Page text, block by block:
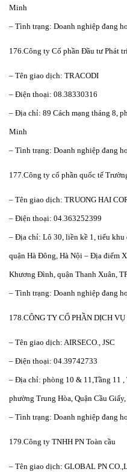
Minh
– Tình trạng: Doanh nghiệp đang
176.Công ty Cổ phần Đầu tư Phát
– Tên giao dịch: TRACODI
– Điện thoại: 08.38330316
– Địa chỉ: 89 Cách mạng tháng 8,
Minh
– Tình trạng: Doanh nghiệp đang
177.Công ty cổ phần quốc tế
– Tên giao dịch: TRUONG HAI
– Điện thoại: 04.363252399
– Địa chỉ: Lô 30, liền kề 1, tiểu khu
quận Hà Đông, Hà Nội – Địa điểm
Khương Đình, quận Thanh Xuân,
– Tình trạng: Doanh nghiệp đang
178.CÔNG TY CỔ PHẦN DỊCH
– Tên giao dịch: AIRSECO., JSC
– Điện thoại: 04.39742733
– Địa chỉ: phòng 10 & 11,Tầng 11
phường Trung Hòa, Quận Cầu
– Tình trạng: Doanh nghiệp đang
179.Công ty TNHH PN Toàn cầu
– Tên giao dịch: GLOBAL PN